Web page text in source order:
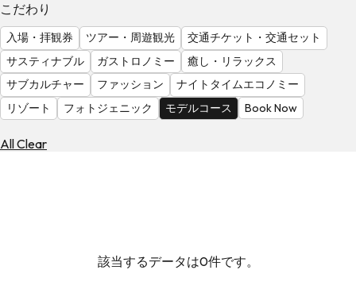
る
気
を
見
る
こだわり
入場・拝観券 ツアー・周遊観光
交通チケット・交通セット
サスティナブル
ガストロノミー
癒し・リラックス
サブカルチャー
ファッション
ナイトタイムエコノミー
リゾート
フォトジェニック モデルコース Book Now
All Clear
該当するデータは0件です。